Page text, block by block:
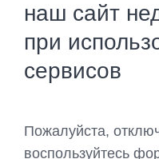
наш сайт
при
сервисов
Пожалуйста,
воспользуйтесь